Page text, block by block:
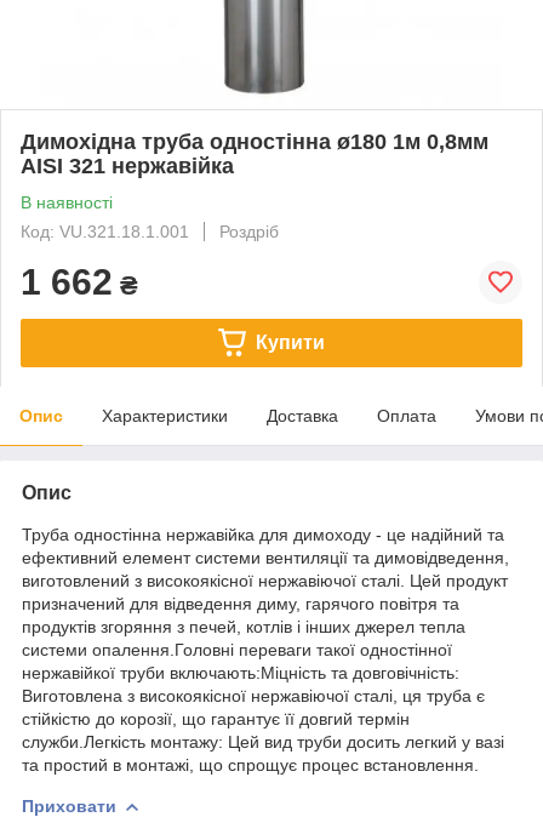
Димохідна труба одностінна ø180 1м 0,8мм
AISI 321 нержавійка
В наявності
Код: VU.321.18.1.001
Роздріб
1 662 ₴
Купити
Опис Характеристики Доставка Оплата Умови
Опис
Труба одностінна нержавійка для димоходу - це надійний та
ефективний елемент системи вентиляції та димовідведення,
виготовлений з високоякісної нержавіючої сталі. Цей продукт
призначений для відведення диму, гарячого повітря та
продуктів згоряння з печей, котлів і інших джерел тепла
системи опалення.Головні переваги такої одностінної
нержавійкої труби включають:Міцність та довговічність:
Виготовлена з високоякісної нержавіючої сталі, ця труба є
стійкістю до корозії, що гарантує її довгий термін
служби.Легкість монтажу: Цей вид труби досить легкий у вазі
та простий в монтажі, що спрощує процес встановлення.
Приховати